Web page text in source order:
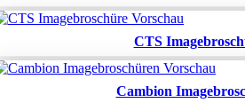
CTS
Cambion